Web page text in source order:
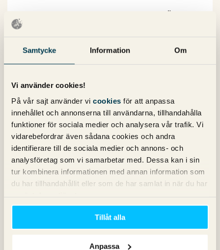
Samtycke Information Om
Vi använder cookies!
På vår sajt använder vi cookies för att anpassa
innehållet och annonserna till användarna, tillhandahålla
funktioner för sociala medier och analysera vår trafik. Vi
vidarebefordrar även sådana cookies och andra
identifierare till de sociala medier och annons- och
analysföretag som vi samarbetar med. Dessa kan i sin
tur kombinera informationen med annan information som
du har tillhandahållit eller som de har samlat in när du har
Tillåt alla
Anpassa
Apple Search Ads byter namn till Apple Ads. Även om
det inte är en lika stor nyhet som när Google AdWords
blev Google Ads är det intressant då namnbytet visar
vart Apple är på väg med sin annonseringsplattform.
16 april 2025
Kommentarer (0)
Insikter från SMX i München 2025
Martin Persson